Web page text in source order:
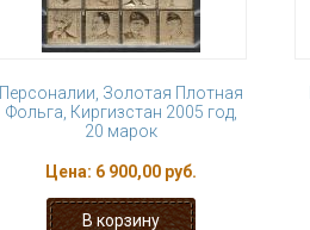
Персоналии, Золотая Плотная
Фольга, Киргизстан 2005 год,
20 марок
Цена: 6 900,00 руб.